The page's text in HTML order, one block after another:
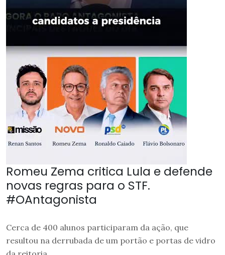
Romeu Zema critica Lula e defende
novas regras para o STF.
#OAntagonista
Cerca de 400 alunos participaram da ação, que
resultou na derrubada de um portão e portas de vidro